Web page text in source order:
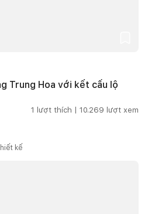
Trung Hoa với kết cấu lộ
1 lượt thích | 10.269 lượt xem
kế